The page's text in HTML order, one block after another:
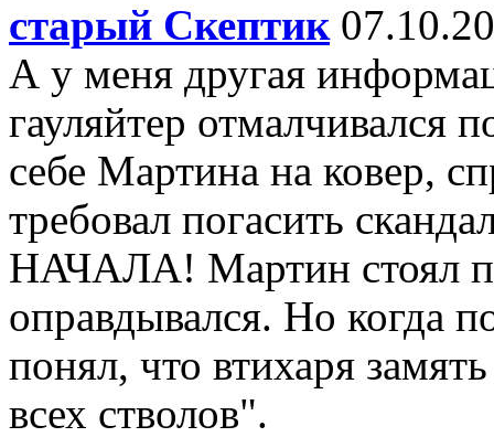
старый Скептик
А у меня другая
гауляйтер отмалчивался
себе Мартина на ковер,
требовал погасить
НАЧАЛА! Мартин стоял
оправдывался. Но когда
понял, что втихаря
всех стволов".